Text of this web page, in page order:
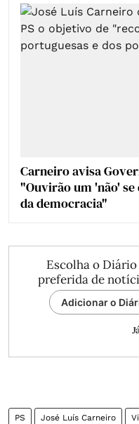
Carneiro avisa
"Ouvirão um 'não'
da democracia"
Escolha o
preferida de
Adicionar o
PS José Luís Carneiro